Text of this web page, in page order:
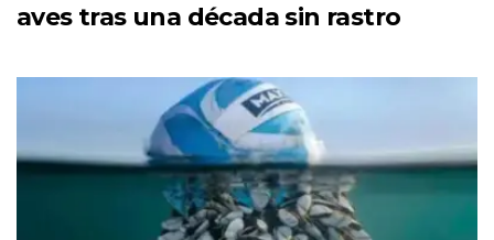
aves tras una década sin rastro